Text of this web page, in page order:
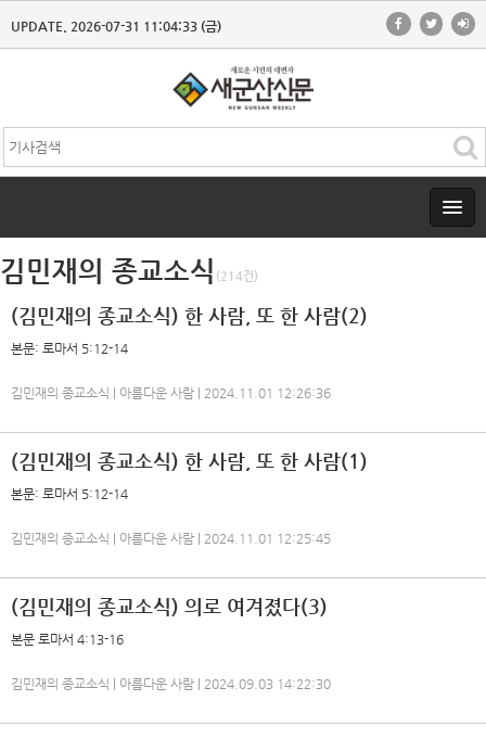
UPDATE. 2026-07-31 11:04:33 (금)
김민재의 종교소식 (214건)
(김민재의 종교소식) 한 사람, 또 한 사람(2)
본문: 로마서 5:12-14
김민재의 종교소식 | 아름다운 사람 | 2024.11.01 12:26:36
(김민재의 종교소식) 한 사람, 또 한 사람(1)
본문: 로마서 5:12-14
김민재의 종교소식 | 아름다운 사람 | 2024.11.01 12:25:45
(김민재의 종교소식) 의로 여겨졌다(3)
본문 로마서 4:13-16
김민재의 종교소식 | 아름다운 사람 | 2024.09.03 14:22:30